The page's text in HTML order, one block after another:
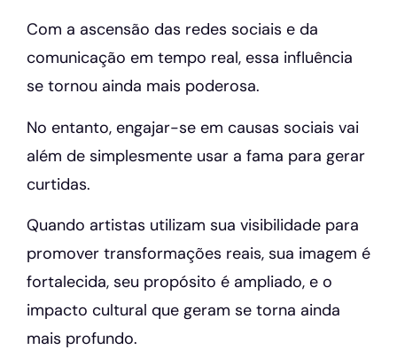
Com a ascensão das redes sociais e da
comunicação em tempo real, essa influência
se tornou ainda mais poderosa.
No entanto, engajar-se em causas sociais vai
além de simplesmente usar a fama para gerar
curtidas.
Quando artistas utilizam sua visibilidade para
promover transformações reais, sua imagem é
fortalecida, seu propósito é ampliado, e o
impacto cultural que geram se torna ainda
mais profundo.